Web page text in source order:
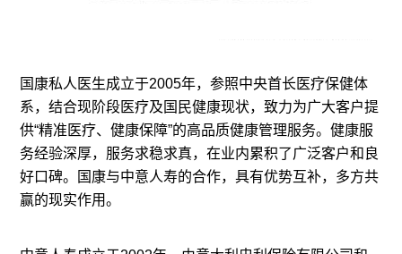
国康私人医生成立于2005年，参照中央首长医疗保健体
系，结合现阶段医疗及国民健康现状，致力为广大客户提
供“精准医疗、健康保障”的高品质健康管理服务。健康服
务经验深厚，服务求稳求真，在业内累积了广泛客户和良
好口碑。国康与中意人寿的合作，具有优势互补，多方共
赢的现实作用。